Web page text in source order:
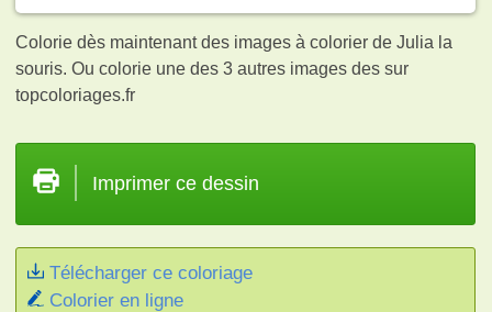
Colorie dès maintenant des images à colorier de Julia la
souris. Ou colorie une des 3 autres images dessur
topcoloriages.fr
Imprimer ce dessin
Télécharger ce coloriage
Colorier en ligne